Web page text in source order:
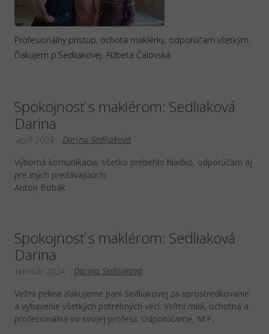
Profesionálny prístup, ochota maklérky, odporúčam všetkým.
Ďakujem p.Sedliakovej. Alžbeta Čalovská
Spokojnosť s maklérom: Sedliaková
Darina
Darina Sedliaková
apríl 2024
Výborná komunikácia, všetko prebehlo hladko, odporúčam aj
pre iných predávajúcich.
Anton Bobák
Spokojnosť s maklérom: Sedliaková
Darina
Darina Sedliaková
február 2024
Veľmi pekne ďakujeme pani Sedliakovej za sprostredkovanie
a vybavenie všetkých potrebných vecí. Veľmi milá, ochotná a
profesionálna vo svojej profesii. Odporúčame, M.P.